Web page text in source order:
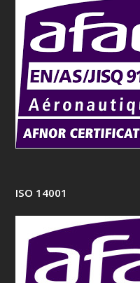
ISO 14001